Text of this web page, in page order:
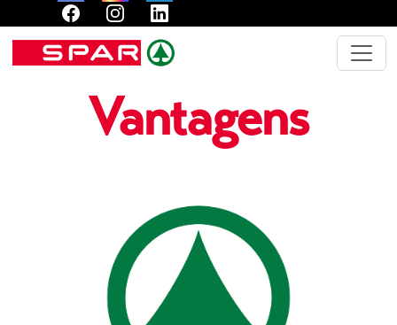
Vantagens